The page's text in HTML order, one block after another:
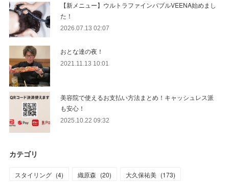
【新メニュー】ウルトラファインバブルVEENA始めまし
た！
2026.07.13 02:07
おとな達の夜！
2021.11.13 10:01
美容院で使えるお支払い方法まとめ！キャッシュレス派
も安心！
2025.10.22 09:32
カテゴリ
スタイリング (4) 織原森 (20) 大久保祐美 (173)